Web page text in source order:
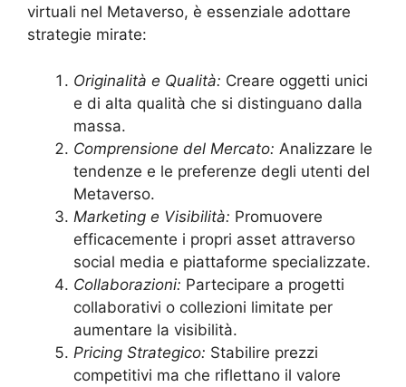
virtuali nel Metaverso, è essenziale adottare
strategie mirate:
Originalità e Qualità: Creare oggetti unici
e di alta qualità che si distinguano dalla
massa.
Comprensione del Mercato: Analizzare le
tendenze e le preferenze degli utenti del
Metaverso.
Marketing e Visibilità: Promuovere
efficacemente i propri asset attraverso
social media e piattaforme specializzate.
Collaborazioni: Partecipare a progetti
collaborativi o collezioni limitate per
aumentare la visibilità.
Pricing Strategico: Stabilire prezzi
competitivi ma che riflettano il valore